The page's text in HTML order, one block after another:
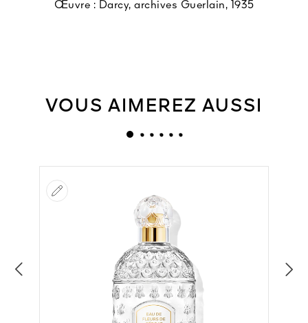
Œuvre : Darcy, archives Guerlain, 1935
VOUS AIMEREZ AUSSI